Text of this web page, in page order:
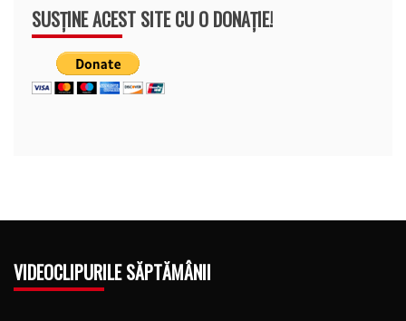
SUSȚINE ACEST SITE CU O DONAȚIE!
VIDEOCLIPURILE SĂPTĂMÂNII